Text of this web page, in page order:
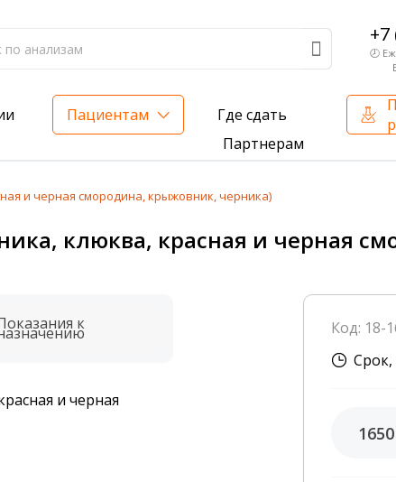
+7
🕗
Пациентам
Где сдать
Партнерам
витамины — всего 3 999 ₽
О
База
и черная смородина, крыжовник, черника)
клюква, красная и черная
к
и черная
Код: 18-
Срок,